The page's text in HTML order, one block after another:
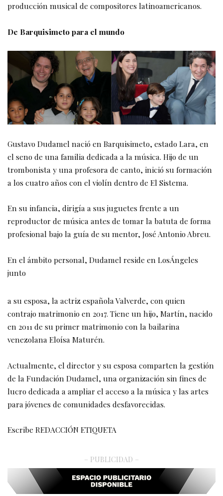
producción musical de compositores latinoamericanos.
De Barquisimeto para el mundo
Gustavo Dudamel nació en Barquisimeto, estado Lara, en
el seno de una familia dedicada a la música. Hijo de un
trombonista y una profesora de canto, inició su formación
a los cuatro años con el violín dentro de El Sistema.
En su infancia, dirigía a sus juguetes frente a un
reproductor de música antes de tomar la batuta de forma
profesional bajo la guía de su mentor, José Antonio Abreu.
En el ámbito personal, Dudamel reside en LosÁngeles
junto
a su esposa, la actriz española Valverde, con quien
contrajo matrimonio en 2017. Tiene un hijo, Martín, nacido
en 2011 de su primer matrimonio con la bailarina
venezolana Eloísa Maturén.
Actualmente, el director y su esposa comparten la gestión
de la Fundación Dudamel, una organización sin fines de
lucro dedicada a ampliar el acceso a la música y las artes
para jóvenes de comunidades desfavorecidas.
Escribe REDACCIÓN ETIQUETA
– PUBLICIDAD –